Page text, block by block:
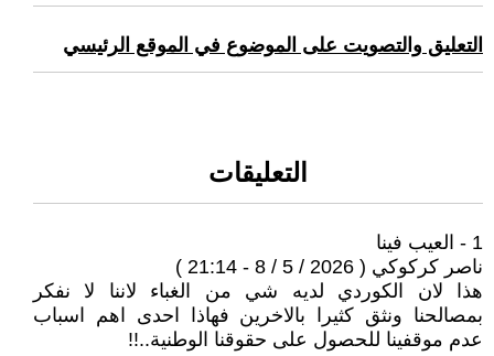
التعليق والتصويت على الموضوع في الموقع الرئيسي
التعليقات
1 - العيب فينا
ناصر كركوكي ( 2026 / 5 / 8 - 21:14 )
هذا لان الكوردي لديه شي من الغباء لاننا لا نفكر
بمصالحنا ونثق كثيرا بالاخرين فهاذا احدى اهم اسباب
عدم موقفينا للحصول على حقوقنا الوطنية..!!